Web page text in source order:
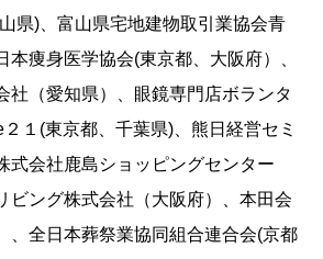
県)、富山県宅地建物取引業協会青
本痩身医学協会(東京都、大阪府）、
社（愛知県）、眼鏡専門店ボランタ
１(東京都、千葉県)、熊日経営セミ
式会社鹿島ショッピングセンター
ビング株式会社（大阪府）、本田会
、全日本葬祭業協同組合連合会(京都